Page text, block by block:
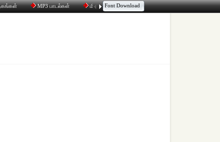
MP3 பாடல்கள் மின்னஞ்சல் திரட்டி உரையாடல்
Font Download